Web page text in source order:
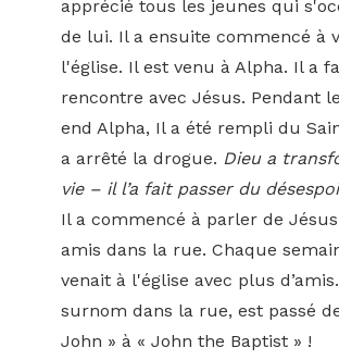
apprécié tous les jeunes qui
de lui. Il a ensuite commencé à
l'église. Il est venu à Alpha. Il a
rencontre avec Jésus. Pendant
end Alpha, Il a été rempli du
a arrêté la drogue. Dieu a
vie – il l’a fait passer du
Il a commencé à parler de Jésus
amis dans la rue. Chaque
venait à l'église avec plus
surnom dans la rue, est passé
John » à « John the Baptist » !